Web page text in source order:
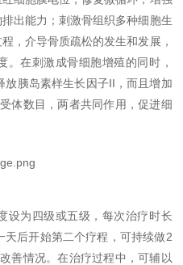
出能力；刺激骨组织多种细胞生
，介导骨质疏松的发生和发展，
。在刺激成骨细胞增殖的同时，
放胰岛素样生长因子II ，而且增加
体数目，两者共同作用，促进细
设为四级或五级，每次治疗时长
后开始第二个疗程，可持续做2
善情况。在治疗过程中，可辅以